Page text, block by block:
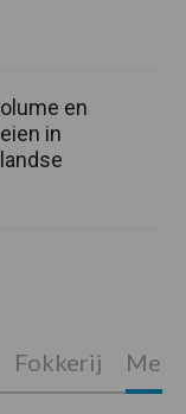
en
in
Fokkerij